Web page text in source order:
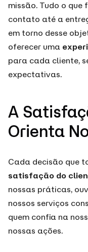
missão. Tudo o que
contato até a
em torno desse
oferecer uma
para cada cliente,
expectativas.
A
Orienta
Cada decisão que
satisfação do
nossas práticas,
nossos serviços
quem confia na
nossas ações.